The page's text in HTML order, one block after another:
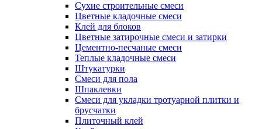
Сухие строительные смеси
Цветные кладочные смеси
Клей для блоков
Цветные затирочные смеси и затирки
Цементно-песчаные смеси
Теплые кладочные смеси
Штукатурки
Смеси для пола
Шпаклевки
Смеси для укладки тротуарной плитки и
брусчатки
Плиточный клей